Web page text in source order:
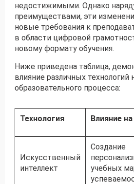
недостижимыми. Однако
преимуществами, эти
новые требования к
в области цифровой
новому формату обучения.
Ниже приведена таблица,
влияние различных технологий
образовательного процесса:
Технология Влияние
Искусственный
интеллект
Создание
учебных